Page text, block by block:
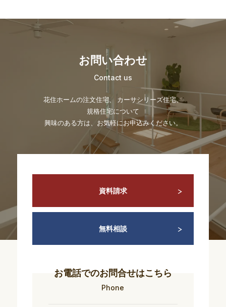
お問い合わせ
Contact us
花住ホームの注文住宅、 カーサシリーズ住宅、
規格住宅について
興味のある方は、お気軽にお申込みください。
資料請求
無料相談
お電話でのお問合せはこちら
Phone